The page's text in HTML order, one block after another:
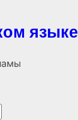
языке